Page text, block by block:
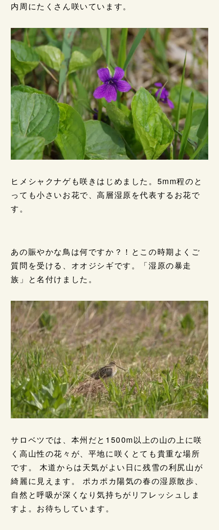
内周にたくさん咲いています。
ヒメシャクナゲも咲きはじめました。5mm程のと
っても小さいお花で、高層湿原を代表するお花で
す。
あの賑やかな鳥は何ですか？！とこの時期よくご
質問を受ける、オオジシギです。「湿原の暴走
族」と名付けました。
サロベツでは、本州だと1500m以上の山の上に咲
く高山性の花々が、平地に咲くとても貴重な場所
です。 木道からは天気がよい日に残雪の利尻山が
綺麗に見えます。 ポカポカ陽気の春の湿原散歩、
自然と呼吸が深くなり気持ちがリフレッシュしま
すよ。お待ちしています。